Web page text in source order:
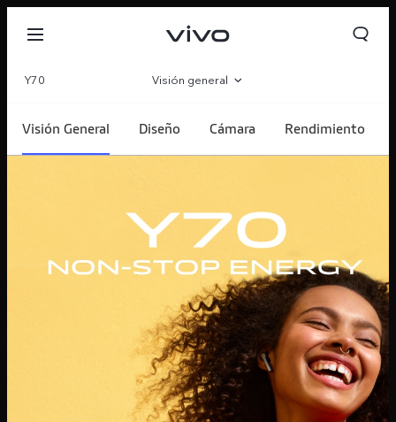
España | Seleccione país/región
Y70 Visión general
Galería
Visión General Diseño Cámara Rendimiento